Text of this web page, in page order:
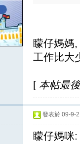
矇仔媽媽
工作比大
[ 本帖最
發表於 09-9-
矇仔媽咪: